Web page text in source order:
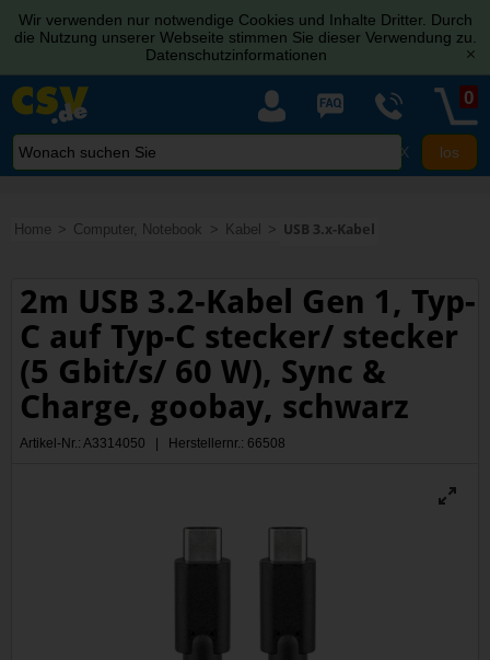
Wir verwenden nur notwendige Cookies und Inhalte Dritter. Durch
die Nutzung unserer Webseite stimmen Sie dieser Verwendung zu.
Datenschutzinformationen
[x]
X
0
Home Computer, Notebook Kabel USB 3.x-Kabel
2m USB 3.2-Kabel Gen 1, Typ-
C auf Typ-C stecker/ stecker
(5 Gbit/s/ 60 W), Sync &
Charge, goobay, schwarz
Artikel-Nr.: A3314050 | Herstellernr.: 66508